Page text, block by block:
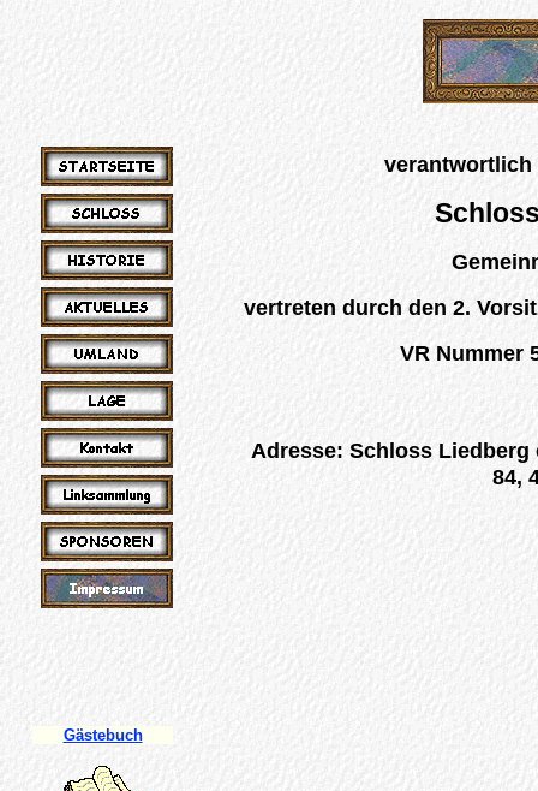
verantwortlich
vertreten durch den 2.
VR Nummer
Adresse: Schloss Liedberg
84,
Gästebuch